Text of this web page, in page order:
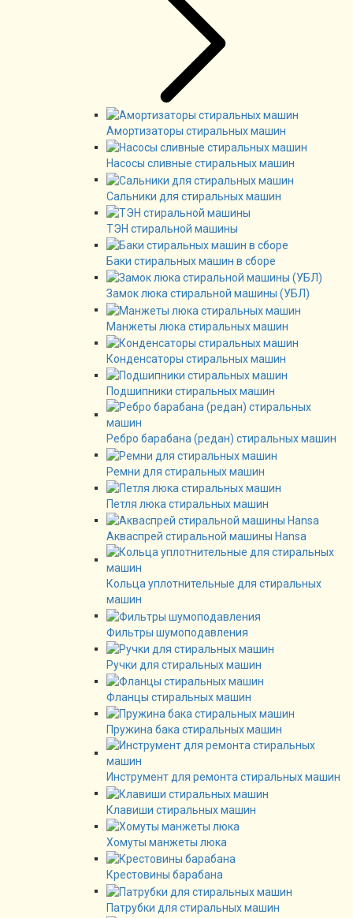
Амортизаторы стиральных машин
Насосы сливные стиральных машин
Сальники для стиральных машин
ТЭН стиральной машины
Баки стиральных машин в сборе
Замок люка стиральной машины (УБЛ)
Манжеты люка стиральных машин
Конденсаторы стиральных машин
Подшипники стиральных машин
Ребро барабана (редан) стиральных машин
Ремни для стиральных машин
Петля люка стиральных машин
Акваспрей стиральной машины Hansa
Кольца уплотнительные для стиральных
машин
Фильтры шумоподавления
Ручки для стиральных машин
Фланцы стиральных машин
Пружина бака стиральных машин
Инструмент для ремонта стиральных машин
Клавиши стиральных машин
Хомуты манжеты люка
Крестовины барабана
Патрубки для стиральных машин